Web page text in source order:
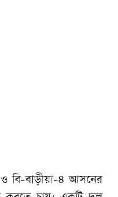
ও বি-বাড়ীয়া-৪ আসনের